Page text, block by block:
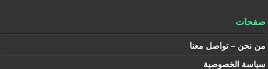
صفحات
من نحن – تواصل معنا
سياسة الخصوصية